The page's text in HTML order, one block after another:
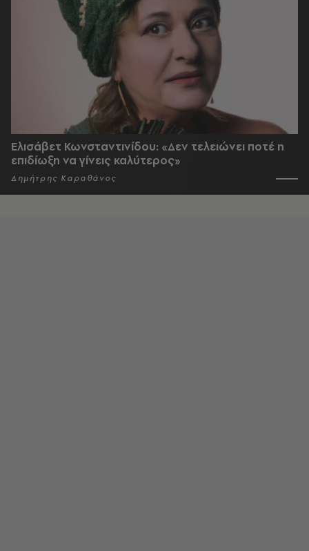
Ελισάβετ Κωνσταντινίδου: «Δεν τελειώνει ποτέ η
επιδίωξη να γίνεις καλύτερος»
Δημήτρης Καραθάνος